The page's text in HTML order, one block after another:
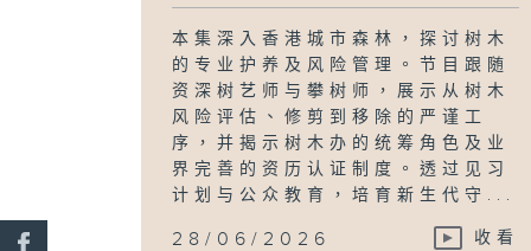
本集深入香港城市森林，探讨树木
的专业护养及风险管理。节目跟随
资深树艺师与攀树师，展示从树木
风险评估、修剪到移除的严谨工
序，并揭示树木办的统筹角色及业
界完善的资历认证制度。透过见习
计划与公众教育，培育新生代守...
28/06/2026 收看